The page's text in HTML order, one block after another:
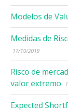
Modelos de
Medidas de
17/10/2019
Risco de
valor extremo
Expected